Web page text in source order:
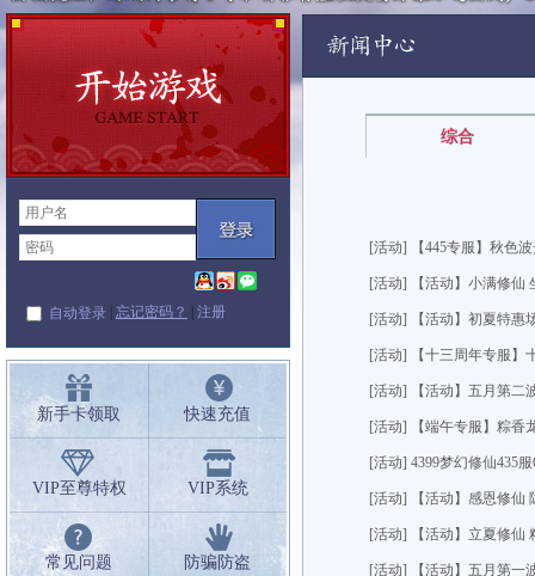
自动登录 | 忘记密码？ | 注册
新手卡领取 快速充值
VIP至尊特权 VIP系统
常见问题 防骗防盗
闻中心
综合
[活动] 【445专服】秋色
[活动] 【活动】小满修仙
[活动] 【活动】初夏特惠
[活动] 【十三周年专服】
[活动] 【活动】五月第二
[活动] 【端午专服】粽香
[活动] 4399梦幻修仙435
[活动] 【活动】感恩修仙
[活动] 【活动】立夏修仙
[活动] 【活动】五月第一